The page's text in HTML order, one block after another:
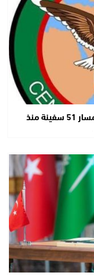
القيادة المركزية الأمريكية: غيرنا مسار 51 سفينة منذ